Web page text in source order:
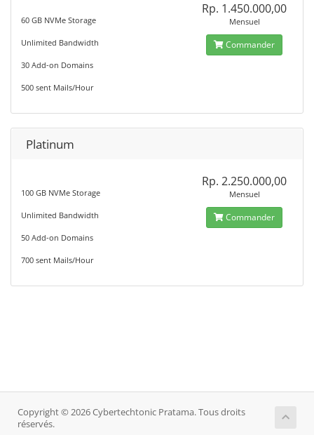
60 GB NVMe Storage
Unlimited Bandwidth
30 Add-on Domains
500 sent Mails/Hour
Rp. 1.450.000,00
Mensuel
Commander
Platinum
100 GB NVMe Storage
Unlimited Bandwidth
50 Add-on Domains
700 sent Mails/Hour
Rp. 2.250.000,00
Mensuel
Commander
Copyright © 2026 Cybertechtonic Pratama. Tous droits
réservés.